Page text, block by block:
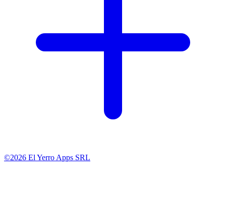
©2026 El Yerro Apps SRL